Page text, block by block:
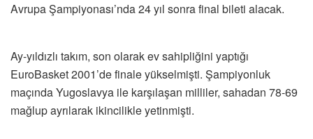
Avrupa Şampiyonası’nda 24 yıl sonra final bileti alacak.
Ay-yıldızlı takım, son olarak ev sahipliğini yaptığı
EuroBasket 2001’de finale yükselmişti. Şampiyonluk
maçında Yugoslavya ile karşılaşan milliler, sahadan 78-69
mağlup ayrılarak ikincilikle yetinmişti.